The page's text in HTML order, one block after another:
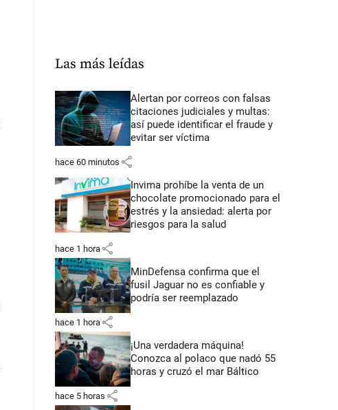
Las más leídas
Alertan por correos con falsas
citaciones judiciales y multas:
así puede identificar el fraude y
evitar ser víctima
hace 60 minutos share
Invima prohíbe la venta de un
chocolate promocionado para el
estrés y la ansiedad: alerta por
riesgos para la salud
hace 1 hora share
MinDefensa confirma que el
fusil Jaguar no es confiable y
podría ser reemplazado
hace 1 hora share
¡Una verdadera máquina!
Conozca al polaco que nadó 55
horas y cruzó el mar Báltico
hace 5 horas share